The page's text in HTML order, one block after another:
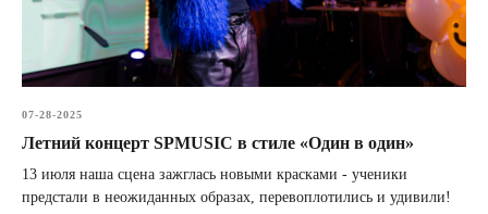
07-28-2025
Летний концерт SPMUSIC в стиле «Один в один»
13 июля наша сцена зажглась новыми красками - ученики
предстали в неожиданных образах, перевоплотились и удивили!